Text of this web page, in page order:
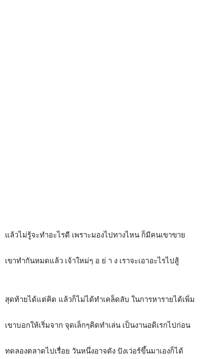
แล้วไม่รู้จะทำอะไรดี เพราะมองไปทางไหน ก็มีคนเขาขาย
เขาทำกันหมดแล้ว เจ้าใหม่ๆ อ ย่ า ง เราจะเอาอะไรไปสู้
สุดท้ายได้แต่คิด แล้วก็ไม่ได้ทำเคล็ดลับ ในการหารายได้เพิ่ม
เขาบอกให้เริ่มจาก จุดเล็กๆคิดทำเล่น เป็นงานอดิเรกไปก่อน
ทดลองตลาดไปเรื่อย วันหนึ่งอาจดัง ปังเว่อร์ขึ้นมาเองก็ได้